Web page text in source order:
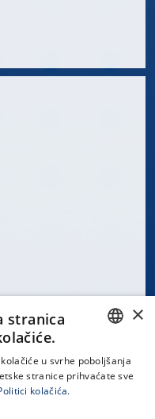
CROATIAN
×
stranica
u svrhe poboljšanja
stranice prihvaćate sve
kolačića.